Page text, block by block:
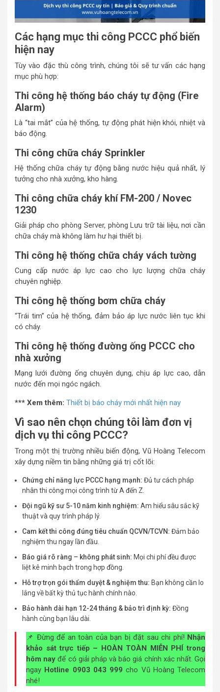
Các hạng mục thi công PCCC phổ biến
hiện nay
Tùy vào đặc thù công trình, chúng tôi sẽ tư vấn các hạng
mục phù hợp:
Thi công hệ thống báo cháy tự động (Fire
Alarm)
Là “tai mắt” của hệ thống, tự động phát hiện khói, nhiệt và
báo động.
Thi công chữa cháy Sprinkler
Hệ thống chữa cháy tự động bằng nước hiệu quả nhất, lý
tưởng cho nhà xưởng, kho hàng.
Thi công chữa cháy khí FM-200 / Novec
1230
Giải pháp cho phòng Server, phòng Lưu trữ tài liệu, nơi cần
chữa cháy mà không làm hư hại thiết bị.
Thi công hệ thống chữa cháy vách tường
Cung cấp nước áp lực cao cho lực lượng chữa cháy
chuyên nghiệp.
Thi công hệ thống bơm chữa cháy
“Trái tim” của hệ thống, đảm bảo áp lực nước liên tục khi
có cháy.
Thi công hệ thống đường ống PCCC cho
nhà xưởng
Mạng lưới đường ống chuyên dụng, chịu áp lực cao, dẫn
nước đến mọi ngóc ngách.
*** Xem thêm: Thiết bị báo cháy mới nhất hiện nay
Vì sao nên chọn chúng tôi làm đơn vị
dịch vụ thi công PCCC?
Trong một thị trường nhiều biến động, Vũ Hoàng Telecom
xây dựng niềm tin bằng những giá trị cốt lõi:
Chứng chỉ năng lực PCCC hạng mạnh: Đủ tư cách pháp
nhân thi công mọi công trình từ A đến Z.
Đội ngũ kỹ sư 5-10 năm kinh nghiệm: Am hiểu sâu sắc kỹ
thuật và quy trình pháp lý.
Cam kết thi công đúng tiêu chuẩn QCVN/TCVN: Đảm bảo
nghiệm thu ngay lần đầu.
Báo giá rõ ràng – không phát sinh: Mọi chi phí đều được
liệt kê minh bạch trong hợp đồng.
Hỗ trợ trọn gói thẩm duyệt & nghiệm thu: Bạn không cần lo
lắng về bất kỳ thủ tục hành chính nào.
Bảo hành dài hạn 12-24 tháng & bảo trì định kỳ: Đồng
hành cùng bạn lâu dài.
📌 Đừng để an toàn của bạn bị đặt sau chi phí! Nhận
khảo sát trực tiếp – HOÀN TOÀN MIỄN PHÍ trong
hôm nay để có giải pháp và báo giá chính xác nhất. Gọi
ngay Hotline 0903 043 999cho Vũ Hoàng Telecom
nhé!